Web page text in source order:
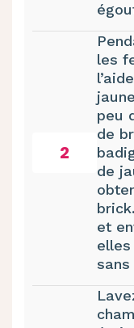
2
les
peu
de
de
et
sans